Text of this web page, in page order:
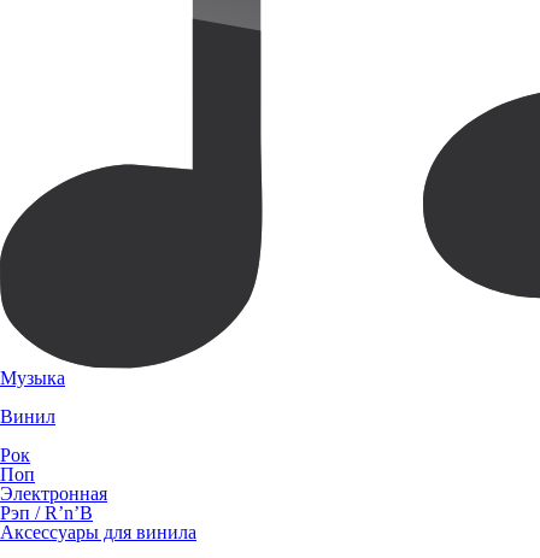
Музыка
Винил
Рок
Поп
Электронная
Рэп / R’n’B
Аксессуары для винила